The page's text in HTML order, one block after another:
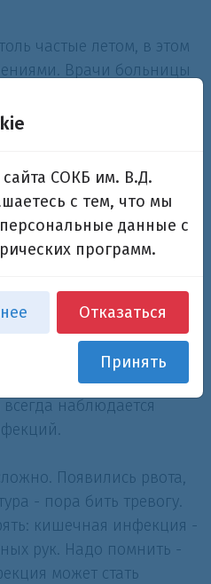
частые летом, в этом
Врачи больницы
четверых малышей.
постоянно плачет. В
назад. Обычная
осложнение, итог -
Впереди -
восстановление.
вполне могло
элементарных
наблюдается
Появились рвота,
- пора бить тревогу.
кишечная инфекция -
рук. Надо помнить -
может стать
СОКБ им. В.Д.
с тем, что мы
данные с
программ.
Отказаться
Принять